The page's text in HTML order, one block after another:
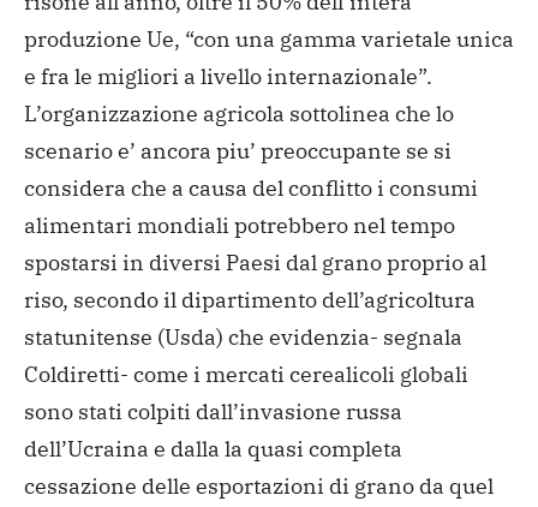
produzione Ue, “con una gamma varietale unica
e fra le migliori a livello internazionale”.
L’organizzazione agricola sottolinea che lo
scenario e’ ancora piu’ preoccupante se si
considera che a causa del conflitto i consumi
alimentari mondiali potrebbero nel tempo
spostarsi in diversi Paesi dal grano proprio al
riso, secondo il dipartimento dell’agricoltura
statunitense (Usda) che evidenzia- segnala
Coldiretti- come i mercati cerealicoli globali
sono stati colpiti dall’invasione russa
dell’Ucraina e dalla la quasi completa
cessazione delle esportazioni di grano da quel